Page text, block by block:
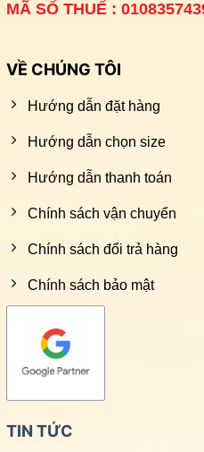
MÃ SỐ THUẾ :
VỀ CHÚNG TÔI
Hướng dẫn đặt hàng
Hướng dẫn chọn size
Hướng dẫn thanh toán
Chính sách vận chuyển
Chính sách đổi trả hàng
Chính sách bảo mật
TIN TỨC